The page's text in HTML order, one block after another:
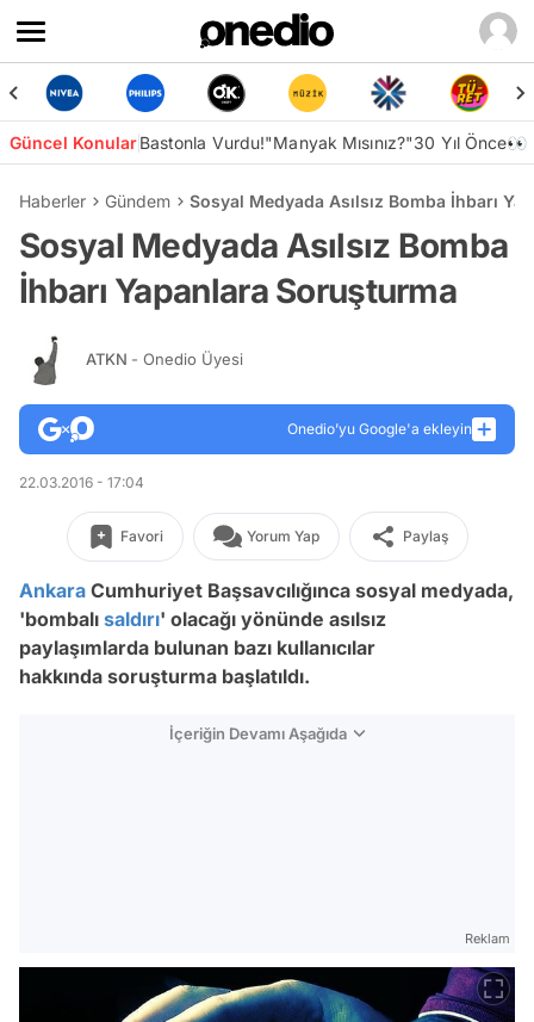
Güncel KonularBastonla Vurdu!"Manyak Mısınız?"30 Yıl Önce👀
Haberler Gündem Sosyal Medyada Asılsız Bomba İhbarı
Sosyal Medyada Asılsız Bomba
İhbarı Yapanlara Soruşturma
ATKN - Onedio Üyesi
Onedio’yu Google'a ekleyin
22.03.2016 - 17:04
Favori Yorum Yap Paylaş
Ankara Cumhuriyet Başsavcılığınca sosyal medyada,
'bombalı saldırı' olacağı yönünde asılsız
paylaşımlarda bulunan bazı kullanıcılar
hakkında soruşturma başlatıldı.
İçeriğin Devamı Aşağıda
Reklam